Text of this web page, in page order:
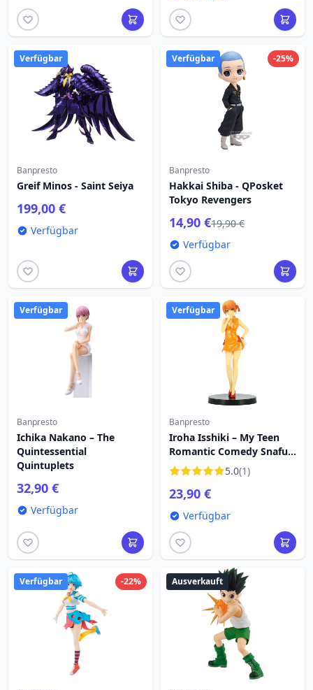
Verfügbar
Banpresto
Greif Minos - Saint Seiya
199,00 €
Verfügbar
-25%
Verfügbar
Banpresto
Hakkai Shiba - QPosket
Tokyo Revengers
14,90 €19,90 €
Verfügbar
Verfügbar
Banpresto
Ichika Nakano – The
Quintessential
Quintuplets
32,90 €
Verfügbar
Verfügbar
Banpresto
Iroha Isshiki – My Teen
Romantic Comedy Snafu
Climax
5.0(1)
23,90 €
Verfügbar
-22%
Verfügbar Ausverkauft